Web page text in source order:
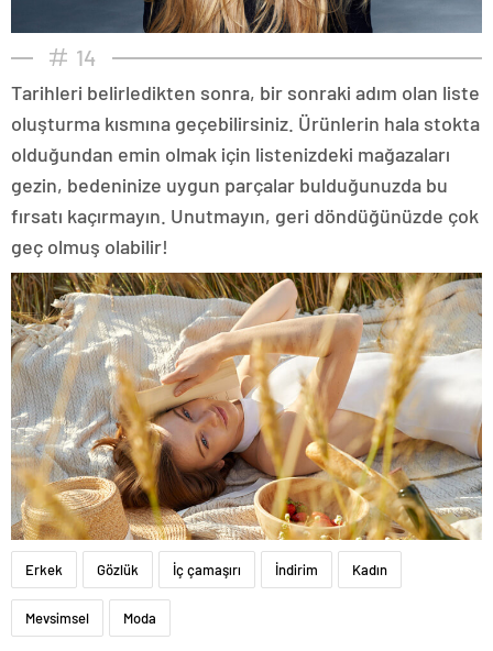
14
Tarihleri belirledikten sonra, bir sonraki adım olan liste
oluşturma kısmına geçebilirsiniz. Ürünlerin hala stokta
olduğundan emin olmak için listenizdeki mağazaları
gezin, bedeninize uygun parçalar bulduğunuzda bu
fırsatı kaçırmayın. Unutmayın, geri döndüğünüzde çok
geç olmuş olabilir!
Erkek Gözlük İç çamaşırı İndirim Kadın
Mevsimsel Moda